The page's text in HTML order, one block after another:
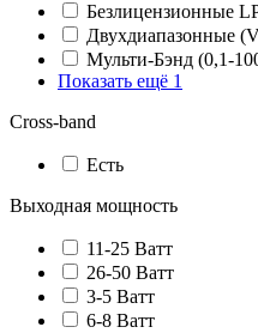
Безлицензионные
Двухдиапазонные
Мульти-Бэнд (0,1-
Показать ещё 1
Cross-band
Есть
Выходная мощность
11-25 Ватт
26-50 Ватт
3-5 Ватт
6-8 Ватт